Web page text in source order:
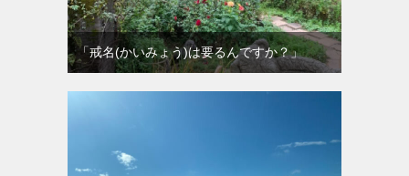
「戒名(かいみょう)は要るんですか？」